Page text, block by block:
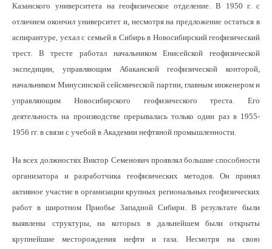
Казанского университета на геофизическое отделение. В 1950 г. с
отличием окончил университет и, несмотря на предложение остаться в
аспирантуре, уехал с семьей в Сибирь в Новосибирский геофизический
трест. В тресте работал начальником Енисейской геофизической
экспедиции, управляющим Абаканской геофизической конторой,
начальником Минусинской сейсмической партии, главным инженером и
управляющим Новосибирского геофизического треста. Его
деятельность на производстве прерывалась только один раз в 1955-
1956 гг. в связи с учебой в Академии нефтяной промышленности.
На всех должностях Виктор Семенович проявлял большие способности
организатора и разработчика геофизических методов. Он принял
активное участие в организации крупных региональных геофизических
работ в широтном Приобье Западной Сибири. В результате были
выявлены структуры, на которых в дальнейшем были открыты
крупнейшие месторождения нефти и газа. Несмотря на свою